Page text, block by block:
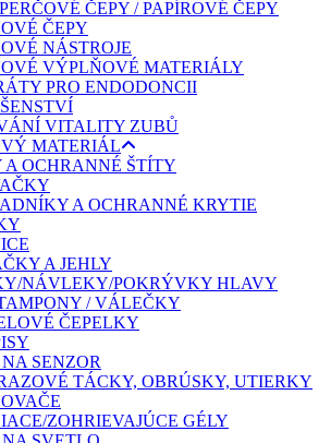
ČEPY / PAPÍROVÉ ČEPY
ČEPY
NÁSTROJE
VÝPLŇOVÉ MATERIÁLY
PRO ENDODONCII
VITALITY ZUBŮ
MATERIÁL
A OCHRANNÉ ŠTÍTY
A OCHRANNÉ KRYTIE
A JEHLY
NÁVLEKY/POKRÝVKY HLAVY
/ VÁLEČKY
ČEPELKY
SENZOR
TÁCKY, OBRÚSKY, UTIERKY
ZOHRIEVAJÚCE GÉLY